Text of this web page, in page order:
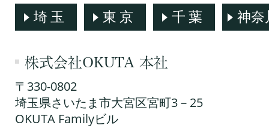
埼玉 東京 千葉 神奈
株式会社OKUTA 本社
〒330-0802
埼玉県さいたま市大宮区宮町3－25
OKUTA Familyビル